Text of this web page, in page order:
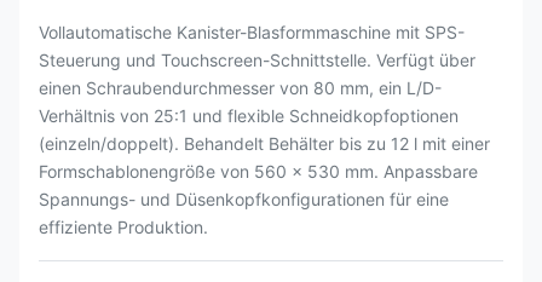
Vollautomatische Kanister-Blasformmaschine mit SPS-
Steuerung und Touchscreen-Schnittstelle. Verfügt über
einen Schraubendurchmesser von 80 mm, ein L/D-
Verhältnis von 25:1 und flexible Schneidkopfoptionen
(einzeln/doppelt). Behandelt Behälter bis zu 12 l mit einer
Formschablonengröße von 560 x 530 mm. Anpassbare
Spannungs- und Düsenkopfkonfigurationen für eine
effiziente Produktion.